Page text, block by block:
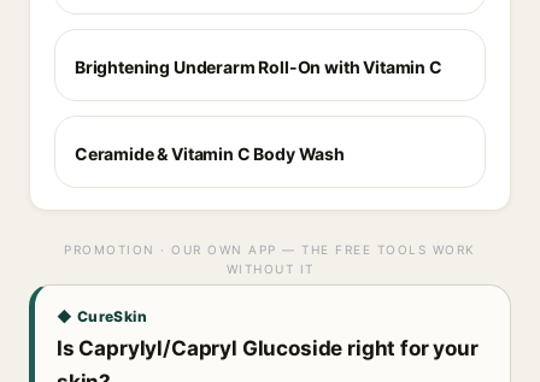
Brightening Underarm Roll-On with Vitamin C
Ceramide & Vitamin C Body Wash
PROMOTION · OUR OWN APP — THE FREE TOOLS WORK
WITHOUT IT
◆ CureSkin
Is Caprylyl/Capryl Glucoside right for your